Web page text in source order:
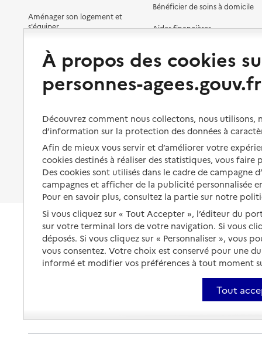
Site internet
Source des données : Annuaire de l'administration - Base de données
(data.gouv.fr)
Mis à jour le : 01/03/2026
Caisse d'allocations familiales (Caf) du Finistère -
Adresse
36 rue de Brest
29600-Morlaix
3230
Site internet
Rapport HAS
Source des données : Annuaire de l'administration - Base de données
(data.gouv.fr)
Mis à jour le : 09/02/2026
Caisse d'allocations familiales (Caf) du Finistère -
Adresse
3230
Site internet
Aménager son logement et
s'équiper
Préserver son autonomie et sa
santé
Organiser à l'avance sa propre
protection
Les obligations de la famille
À qui s’adresser ?
Les politiques du grand âge
Bénéficier de soins à domicile
Aides financières
Vivre à domicile avec une
Être hospitalisé
Fin de vie à domicile
À propos des cookies
personnes-agees.gouv.fr
Découvrez comment nous collectons, nous
d’information sur la protection des données à
Afin de mieux vous servir et d’améliorer votre
cookies destinés à réaliser des statistiques, vous
Des cookies sont utilisés dans le cadre de
campagnes et afficher de la publicité personnalisée
Pour en savoir plus, consultez la partie sur notre
Si vous cliquez sur « Tout Accepter », l’éditeur du
sur votre terminal lors de votre navigation. Si vous
déposés. Si vous cliquez sur « Personnaliser », vous
vous consentez. Votre choix est conservé pour une
informé et modifier vos préférences à tout moment
Tout